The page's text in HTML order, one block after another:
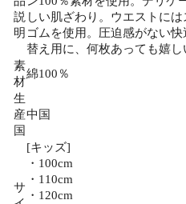
説
明
しい肌ざわり。ウエストに
ゴムを使用。圧迫感がない
替え用に、何枚あっても嬉し
素
材
綿100％
生
産
国
中国
サ
[キッズ]
・100cm
・110cm
・120cm